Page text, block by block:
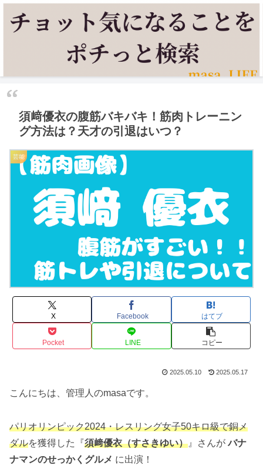
須﨑優衣の腹筋バキバキ！筋肉トレーニン
グ方法は？天才の引退はいつ？
芸能
X Facebook はてブ
Pocket LINE コピー
2025.05.10 2025.05.17
こんにちは、管理人のmasaです。
パリオリンピック2024・レスリング女子50キロ級で銅メ
ダルを獲得した『須﨑優衣（すさきゆい） 』さんがバナ
ナマンのせっかくグルメ に出演！